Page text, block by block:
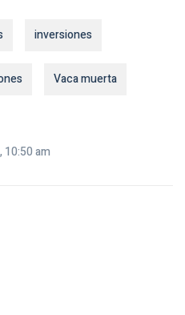
inversiones
Vaca muerta
am